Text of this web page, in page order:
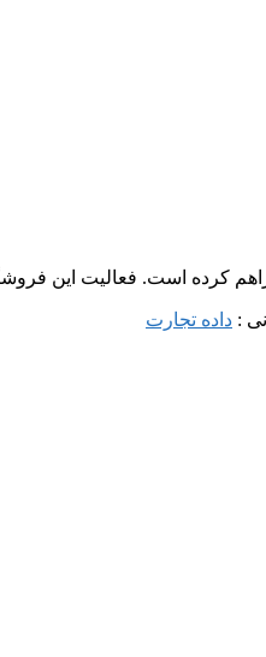
کرده است. فعالیت این
داده تجارت